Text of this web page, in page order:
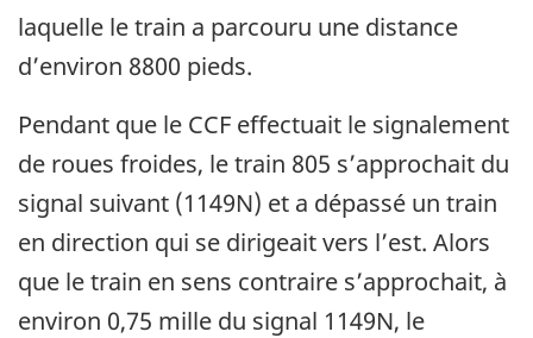
laquelle le train a parcouru une distance
d’environ 8800 pieds.
Pendant que le CCF effectuait le signalement
de roues froides, le train 805 s’approchait du
signal suivant (1149N) et a dépassé un train
en direction qui se dirigeait vers l’est. Alors
que le train en sens contraire s’approchait, à
environ 0,75 mille du signal 1149N, le